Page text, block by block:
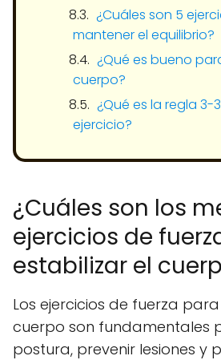
¿Cuáles son 5
mantener el equilibrio?
¿Qué es bueno
cuerpo?
¿Qué es la regla 3-
ejercicio?
¿Cuáles son los
ejercicios de
estabilizar el
Los ejercicios de fuerza
cuerpo son fundamentales
postura, prevenir lesiones y